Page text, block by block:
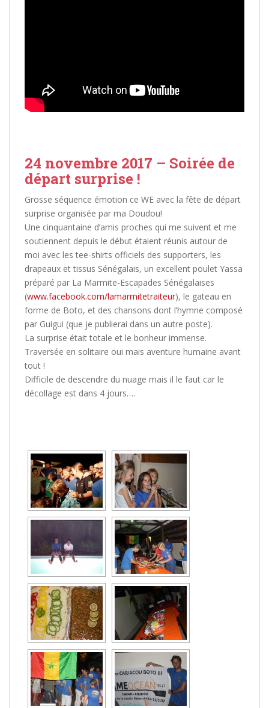
24 novembre 2017 – Soirée de
départ surprise !
Grosse séquence émotion ce WE avec la fête de départ
surprise organisée par ma Doudou!
Une cinquantaine d’amis proches qui me suivent et me
soutiennent depuis le début étaient réunis autour de
moi avec les tee-shirts officiels des supporters, les
drapeaux et tissus Sénégalais, un excellent poulet Yassa
préparé par La Marmite-Escapades Sénégalaises
(www.facebook.com/lamarmitetraiteur), le gateau en
forme de Boto, et des chansons dont l’hymne composé
par Guigui (que je publierai dans un autre poste).
La surprise était totale et le bonheur immense.
Traversée en solitaire oui mais aventure humaine avant
tout !
Difficile de descendre du nuage mais il le faut car le
décollage est dans 4 jours….